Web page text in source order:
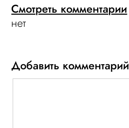
Смотреть комментарии
нет
Добавить комментарий